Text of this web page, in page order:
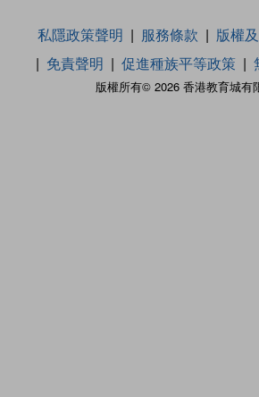
版權所有© 2026 香港教育城有
私隱政策聲明 服務條款
版權
免責聲明
促進種族平等政策